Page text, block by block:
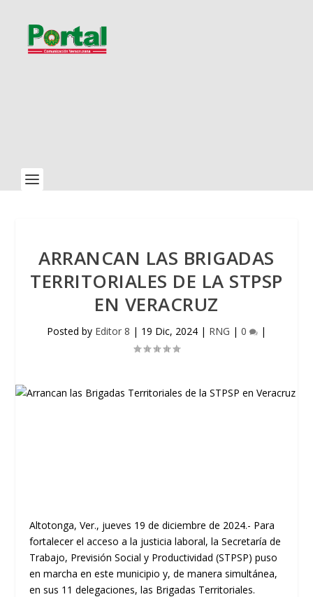
ARRANCAN LAS BRIGADAS
TERRITORIALES DE LA STPSP
EN VERACRUZ
Posted by Editor 8 | 19 Dic, 2024 | RNG | 0 |
Altotonga, Ver., jueves 19 de diciembre de 2024.- Para
fortalecer el acceso a la justicia laboral, la Secretaría de
Trabajo, Previsión Social y Productividad (STPSP) puso
en marcha en este municipio y, de manera simultánea,
en sus 11 delegaciones, las Brigadas Territoriales.